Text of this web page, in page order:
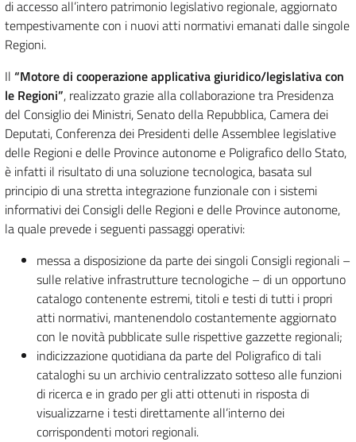
di accesso all’intero patrimonio legislativo regionale, aggiornato
tempestivamente con i nuovi atti normativi emanati dalle singole
Regioni.
Il “Motore di cooperazione applicativa giuridico/legislativa con
le Regioni”, realizzato grazie alla collaborazione tra Presidenza
del Consiglio dei Ministri, Senato della Repubblica, Camera dei
Deputati, Conferenza dei Presidenti delle Assemblee legislative
delle Regioni e delle Province autonome e Poligrafico dello Stato,
è infatti il risultato di una soluzione tecnologica, basata sul
principio di una stretta integrazione funzionale con i sistemi
informativi dei Consigli delle Regioni e delle Province autonome,
la quale prevede i seguenti passaggi operativi:
messa a disposizione da parte dei singoli Consigli regionali –
sulle relative infrastrutture tecnologiche – di un opportuno
catalogo contenente estremi, titoli e testi di tutti i propri
atti normativi, mantenendolo costantemente aggiornato
con le novità pubblicate sulle rispettive gazzette regionali;
indicizzazione quotidiana da parte del Poligrafico di tali
cataloghi su un archivio centralizzato sotteso alle funzioni
di ricerca e in grado per gli atti ottenuti in risposta di
visualizzarne i testi direttamente all’interno dei
corrispondenti motori regionali.